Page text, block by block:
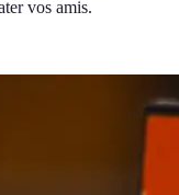
vos amis.